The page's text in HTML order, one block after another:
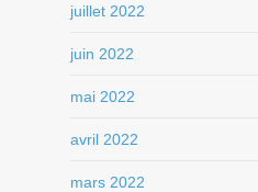
juillet 2022
juin 2022
mai 2022
avril 2022
mars 2022